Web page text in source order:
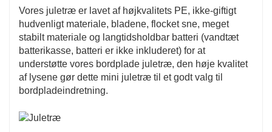
Vores juletræ er lavet af højkvalitets PE, ikke-giftigt
hudvenligt materiale, bladene, flocket sne, meget
stabilt materiale og langtidsholdbar batteri (vandtæt
batterikasse, batteri er ikke inkluderet) for at
understøtte vores bordplade juletræ, den høje kvalitet
af lysene gør dette mini juletræ til et godt valg til
bordpladeindretning.